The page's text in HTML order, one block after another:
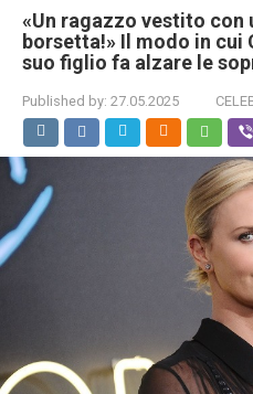
«Un ragazzo vestito con
borsetta!» Il modo in cui
suo figlio fa alzare le
Published by: 27.05.2025